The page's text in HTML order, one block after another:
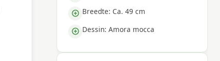
Breedte: Ca. 49 cm
Dessin: Amora mocca